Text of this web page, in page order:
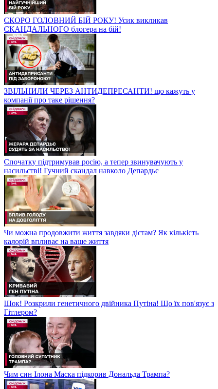
СКОРО ГОЛОВНИЙ БІЙ РОКУ! Усик викликав
СКАНДАЛЬНОГО блогера на бій!
ЗВІЛЬНИЛИ ЧЕРЕЗ АНТИДЕПРЕСАНТИ! що кажуть у
компанії про таке рішення?
Спочатку підтримував росію, а тепер звинувачують у
насильстві! Гучний скандал навколо Депардьє
Чи можна продовжити життя завдяки дієтам? Як кількість
калорій впливає на ваше життя
Шок! Розкрили генетичного двійника Путіна! Що їх пов'язує з
Гітлером?
Чим син Ілона Маска підкорив Дональда Трампа?